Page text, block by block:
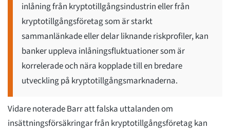
inlåning från kryptotillgångsindustrin eller från
kryptotillgångsföretag som är starkt
sammanlänkade eller delar liknande riskprofiler, kan
banker uppleva inlåningsfluktuationer som är
korrelerade och nära kopplade till en bredare
utveckling på kryptotillgångsmarknaderna.
Vidare noterade Barr att falska uttalanden om
insättningsförsäkringar från kryptotillgångsföretag kan